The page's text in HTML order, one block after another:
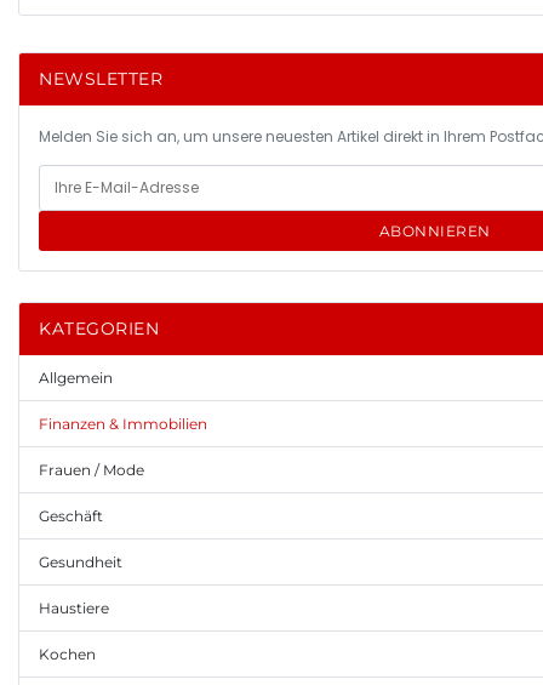
NEWSLETTER
Melden Sie sich an, um unsere neuesten Artikel direkt in Ihrem
ABONNIEREN
KATEGORIEN
Allgemein
Finanzen & Immobilien
Frauen / Mode
Geschäft
Gesundheit
Haustiere
Kochen